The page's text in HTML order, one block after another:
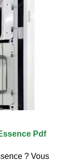
Pdf
? Vous